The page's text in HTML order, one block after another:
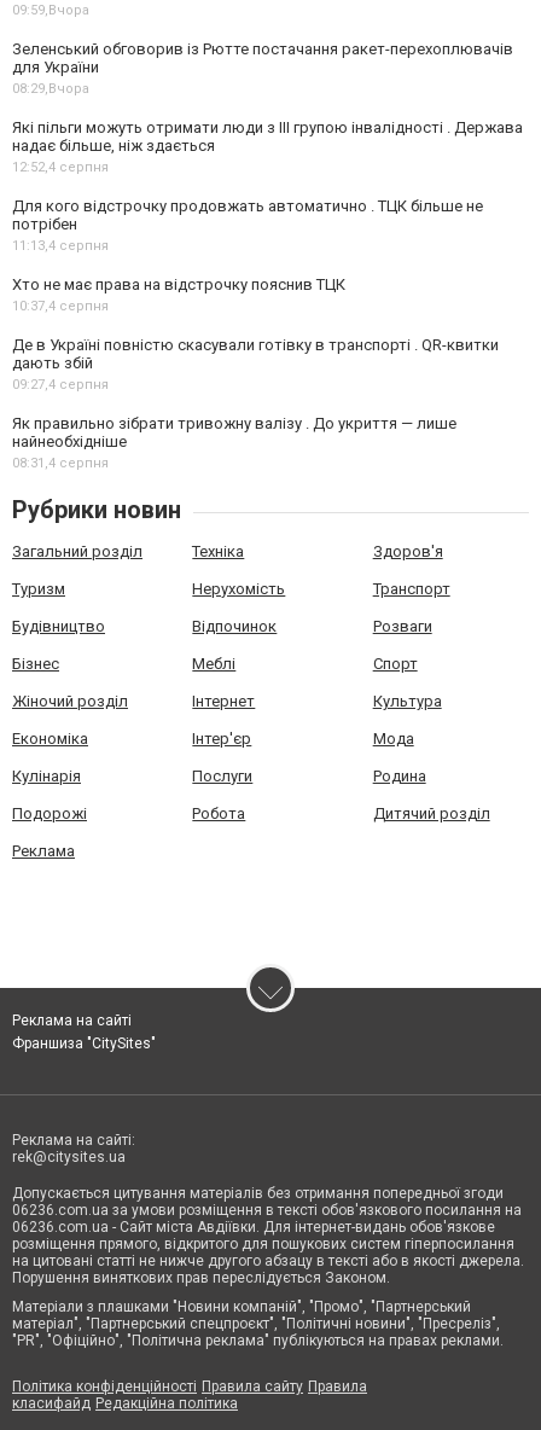
09:59, Вчора
Зеленський обговорив із Рютте постачання ракет-перехоплювачів
для України
08:29, Вчора
Які пільги можуть отримати люди з III групою інвалідності . Держава
надає більше, ніж здається
12:52,4 серпня
Для кого відстрочку продовжать автоматично . ТЦК більше не
потрібен
11:13,4 серпня
Хто не має права на відстрочку пояснив ТЦК
10:37,4 серпня
Де в Україні повністю скасували готівку в транспорті . QR-квитки
дають збій
09:27,4 серпня
Як правильно зібрати тривожну валізу . До укриття — лише
найнеобхідніше
08:31,4 серпня
Рубрики новин
Загальний розділ Техніка Здоров'я
Туризм Нерухомість Транспорт
Будівництво Відпочинок Розваги
Бізнес Меблі Спорт
Жіночий розділ Інтернет Культура
Економіка Інтер'єр Мода
Кулінарія Послуги Родина
Подорожі Робота Дитячий розділ
Реклама
Реклама на сайті
Франшиза "CitySites"
Реклама на сайті:
rek@citysites.ua
Допускається цитування матеріалів без отримання попередньої згоди
06236.com.ua за умови розміщення в тексті обов'язкового посилання на
06236.com.ua - Сайт міста Авдіївки. Для інтернет-видань обов'язкове
розміщення прямого, відкритого для пошукових систем гіперпосилання
на цитовані статті не нижче другого абзацу в тексті або в якості джерела.
Порушення виняткових прав переслідується Законом.
Матеріали з плашками "Новини компаній", "Промо", "Партнерський
матеріал", "Партнерський спецпроєкт", "Політичні новини", "Пресреліз",
"PR", "Офіційно", "Політична реклама" публікуються на правах реклами.
Політика конфіденційності Правила сайту Правила
класифайд Редакційна політика